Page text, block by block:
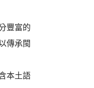
豐富的
傳承閩
本土語